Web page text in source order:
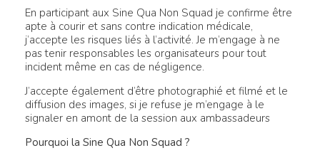
En participant aux Sine Qua Non Squad je confirme être
apte à courir et sans contre indication médicale,
j’accepte les risques liés à l’activité. Je m’engage à ne
pas tenir responsables les organisateurs pour tout
incident même en cas de négligence.
J’accepte également d’être photographié et filmé et le
diffusion des images, si je refuse je m’engage à le
signaler en amont de la session aux ambassadeurs
Pourquoi la Sine Qua Non Squad ?